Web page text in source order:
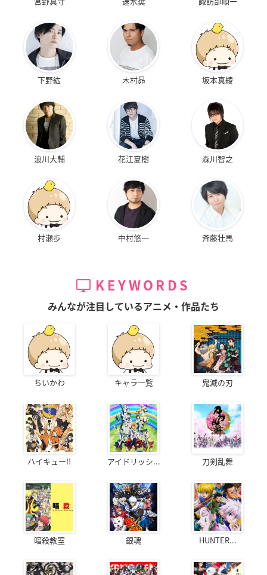
下野紘 木村昴 坂本真綾
浪川大輔 花江夏樹 森川智之
村瀬歩 中村悠一 斉藤壮馬
KEYWORDS
みんなが注目しているアニメ・作品たち
ちいかわ キャラ一覧 鬼滅の刃
ハイキュー!! アイドリッシ... 刀剣乱舞
暗殺教室 銀魂 HUNTER...